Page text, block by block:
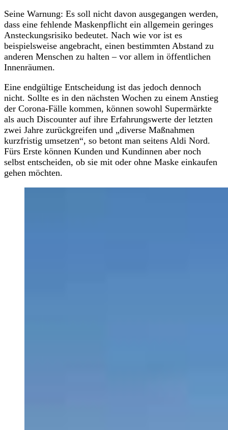
Seine Warnung: Es soll nicht davon ausgegangen werden,
dass eine fehlende Maskenpflicht ein allgemein geringes
Ansteckungsrisiko bedeutet. Nach wie vor ist es
beispielsweise angebracht, einen bestimmten Abstand zu
anderen Menschen zu halten – vor allem in öffentlichen
Innenräumen.
Eine endgültige Entscheidung ist das jedoch dennoch
nicht. Sollte es in den nächsten Wochen zu einem Anstieg
der Corona-Fälle kommen, können sowohl Supermärkte
als auch Discounter auf ihre Erfahrungswerte der letzten
zwei Jahre zurückgreifen und „diverse Maßnahmen
kurzfristig umsetzen“, so betont man seitens Aldi Nord.
Fürs Erste können Kunden und Kundinnen aber noch
selbst entscheiden, ob sie mit oder ohne Maske einkaufen
gehen möchten.